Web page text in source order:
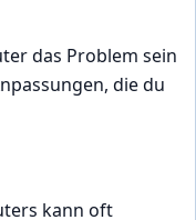
das Problem sein
die du
kann oft